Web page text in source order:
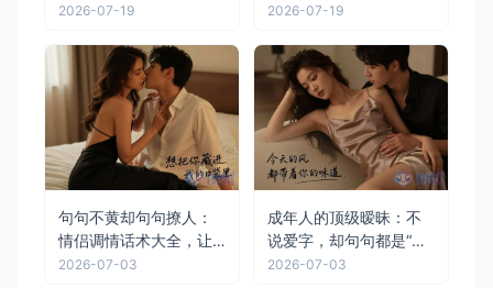
了一遍又一遍
2026-07-19
级玩法，全在这段对话
2026-07-19
句句不黄却句句撩人：
情侣调情话术大全，让
TA心跳加速
2026-07-03
成年人的顶级暧昧：不
说爱字，却句句都是“非
你不可”
2026-07-03